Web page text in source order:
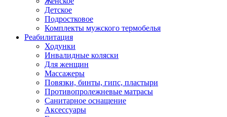
Детское
Подростковое
Комплекты мужского термобелья
Реабилитация
Ходунки
Инвалидные коляски
Для женщин
Массажеры
Повязки, бинты, гипс, пластыри
Противопролежневые матрасы
Санитарное оснащение
Аксессуары